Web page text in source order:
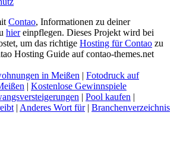
Contao, Informationen zu deiner
hiereinpflegen. Dieses Projekt wird bei
um das richtige Hosting für Contao zu
Hosting Guide auf contao-themes.net
in Meißen | Fotodruck auf
| Kostenlose Gewinnspiele
| Pool kaufen |
| Anderes Wort für| Branchenverzeichnis